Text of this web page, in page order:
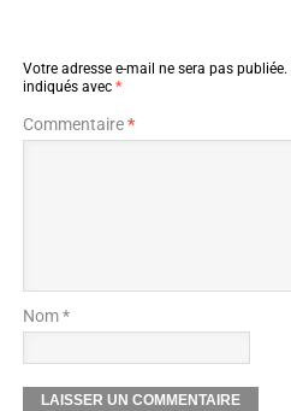
Votre adresse e-mail ne sera pas publiée.
indiqués avec *
Commentaire*
Nom *